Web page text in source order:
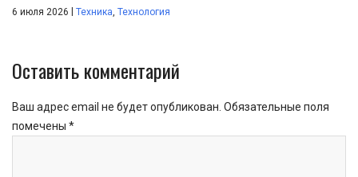
6 июля 2026 Техника, Технология
Оставить комментарий
Ваш адрес email не будет опубликован. Обязательные поля
помечены *